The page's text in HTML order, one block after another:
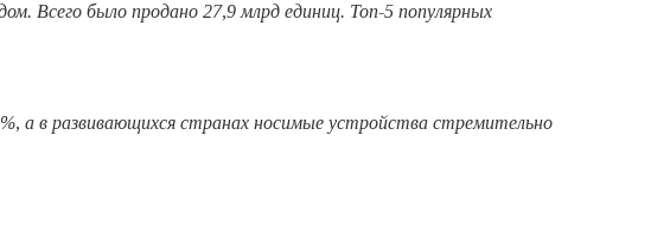
Всего было продано 27,9 млрд единиц. Топ-5 популярных
а в развивающихся странах носимые устройства стремительно